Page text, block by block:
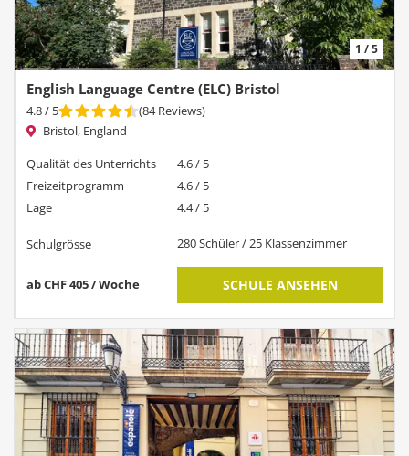
1 / 5
English Language Centre (ELC) Bristol
4.8/ 5 (84 Reviews)
Bristol, England
Qualität des Unterrichts
4.6 / 5
Freizeitprogramm
4.6 / 5
Lage
4.4 / 5
Schulgrösse 280 Schüler / 25 Klassenzimmer
ab CHF 405 / Woche SCHULE ANSEHEN